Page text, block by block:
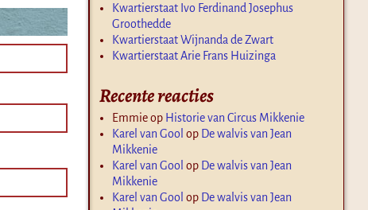
Kwartierstaat Ivo Ferdinand Josephus
Groothedde
Kwartierstaat Wijnanda de Zwart
Kwartierstaat Arie Frans Huizinga
Recente reacties
Emmieop Historie van Circus Mikkenie
Karel van Gool op De walvis van Jean
Mikkenie
Karel van Gool op De walvis van Jean
Mikkenie
Karel van Gool op De walvis van Jean